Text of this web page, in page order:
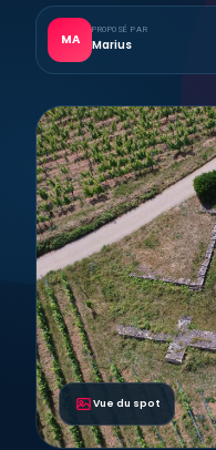
MA
PROPOSÉ PAR
Marius
Vue du spot